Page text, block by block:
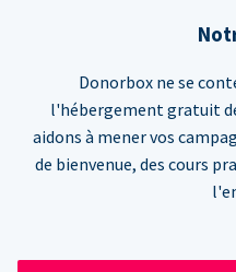
Donorbox ne se
l'hébergement gratuit
aidons à mener vos
de bienvenue, des cours